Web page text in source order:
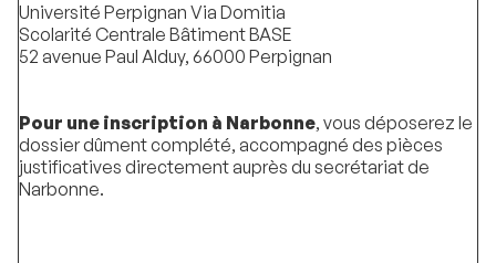
Université Perpignan Via Domitia
Scolarité Centrale Bâtiment BASE
52 avenue Paul Alduy, 66000 Perpignan
Pour une inscription à Narbonne, vous déposerez le
dossier dûment complété, accompagné des pièces
justificatives directement auprès du secrétariat de
Narbonne.